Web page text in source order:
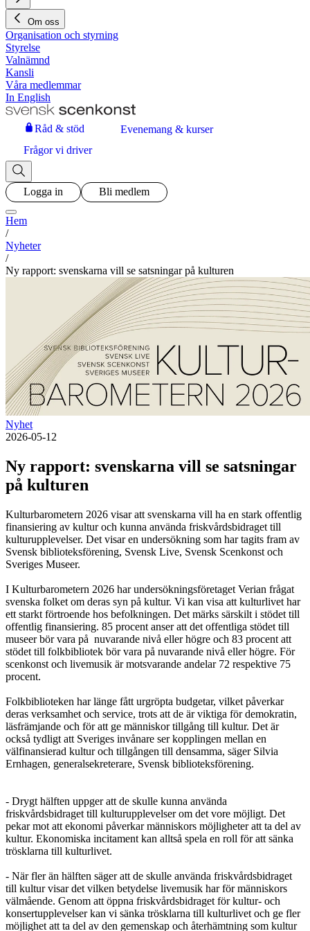
Om oss
Organisation och styrning
Styrelse
Valnämnd
Kansli
Våra medlemmar
In English
Råd & stöd
Evenemang & kurser
Frågor vi driver
Logga in Bli medlem
Hem
/
Nyheter
/
Ny rapport: svenskarna vill se satsningar på kulturen
Nyhet
2026-05-12
Ny rapport: svenskarna vill se satsningar
på kulturen
Kulturbarometern 2026 visar att svenskarna vill ha en stark offentlig
finansiering av kultur och kunna använda friskvårdsbidraget till
kulturupplevelser. Det visar en undersökning som har tagits fram av
Svensk biblioteksförening, Svensk Live, Svensk Scenkonst och
Sveriges Museer.
I Kulturbarometern 2026 har undersökningsföretaget Verian frågat
svenska folket om deras syn på kultur. Vi kan visa att kulturlivet har
ett starkt förtroende hos befolkningen. Det märks särskilt i stödet till
offentlig finansiering. 85 procent anser att det offentliga stödet till
museer bör vara på nuvarande nivå eller högre och 83 procent att
stödet till folkbibliotek bör vara på nuvarande nivå eller högre. För
scenkonst och livemusik är motsvarande andelar 72 respektive 75
procent.
Folkbiblioteken har länge fått urgröpta budgetar, vilket påverkar
deras verksamhet och service, trots att de är viktiga för demokratin,
läsfrämjande och för att ge människor tillgång till kultur. Det är
också tydligt att Sveriges invånare ser kopplingen mellan en
välfinansierad kultur och tillgången till densamma, säger Silvia
Ernhagen, generalsekreterare, Svensk biblioteksförening.
- Drygt hälften uppger att de skulle kunna använda
friskvårdsbidraget till kulturupplevelser om det vore möjligt. Det
pekar mot att ekonomi påverkar människors möjligheter att ta del av
kultur. Ekonomiska incitament kan alltså spela en roll för att sänka
trösklarna till kulturlivet.
- När fler än hälften säger att de skulle använda friskvårdsbidraget
till kultur visar det vilken betydelse livemusik har för människors
välmående. Genom att öppna friskvårdsbidraget för kultur- och
konsertupplevelser kan vi sänka trösklarna till kulturlivet och ge fler
möjlighet att ta del av den gemenskap och återhämtning som kultur